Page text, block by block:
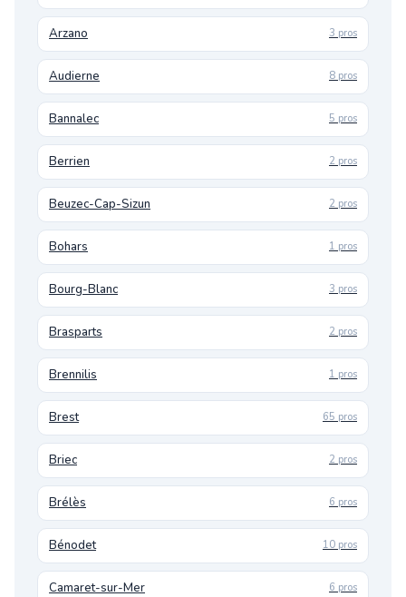
Arzano 3 pros
Audierne 8 pros
Bannalec 5 pros
Berrien 2 pros
Beuzec-Cap-Sizun 2 pros
Bohars 1 pros
Bourg-Blanc 3 pros
Brasparts 2 pros
Brennilis 1 pros
Brest 65 pros
Briec 2 pros
Brélès 6 pros
Bénodet 10 pros
Camaret-sur-Mer 6 pros